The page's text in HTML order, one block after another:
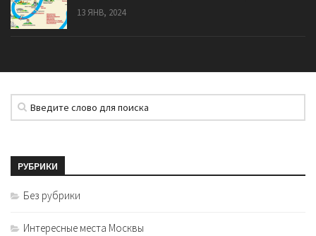
13 ЯНВ, 2024
РУБРИКИ
Без рубрики
Интересные места Москвы